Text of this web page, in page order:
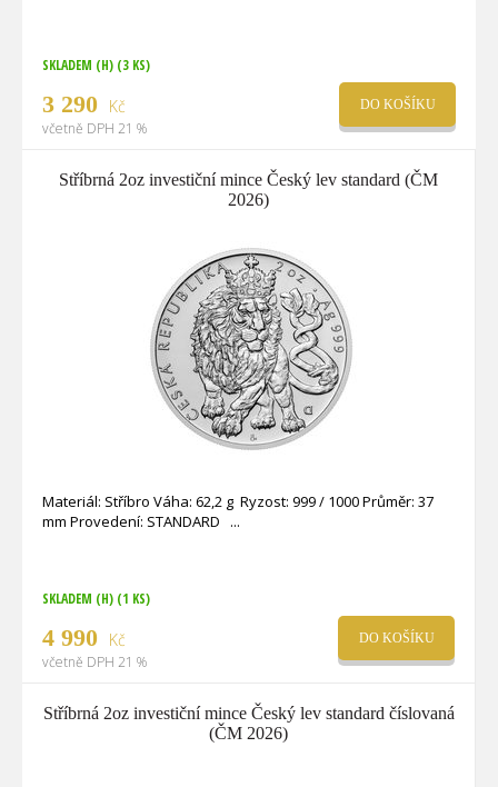
SKLADEM (H) (3 KS)
3 290 Kč
včetně DPH 21 %
DO KOŠÍKU
Stříbrná 2oz investiční mince Český lev standard (ČM
2026)
Materiál: Stříbro Váha: 62,2 g Ryzost: 999 / 1000 Průměr: 37
mm Provedení: STANDARD
SKLADEM (H) (1 KS)
4 990 Kč
včetně DPH 21 %
DO KOŠÍKU
Stříbrná 2oz investiční mince Český lev standard číslovaná
(ČM 2026)